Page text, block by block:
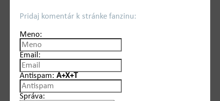
Pridaj komentár k stránke fanzinu:
Meno:
Email:
Antispam: A+X+T
Správa: